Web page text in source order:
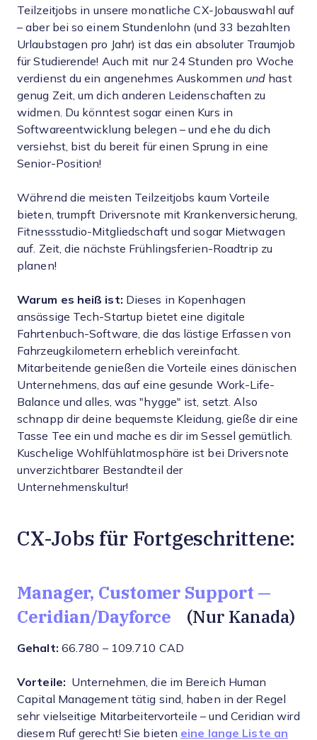
Teilzeitjobs in unsere monatliche CX-Jobauswahl auf
– aber bei so einem Stundenlohn (und 33 bezahlten
Urlaubstagen pro Jahr) ist das ein absoluter Traumjob
für Studierende! Auch mit nur 24 Stunden pro Woche
verdienst du ein angenehmes Auskommen und hast
genug Zeit, um dich anderen Leidenschaften zu
widmen. Du könntest sogar einen Kurs in
Softwareentwicklung belegen – und ehe du dich
versiehst, bist du bereit für einen Sprung in eine
Senior-Position!
Während die meisten Teilzeitjobs kaum Vorteile
bieten, trumpft Driversnote mit Krankenversicherung,
Fitnessstudio-Mitgliedschaft und sogar Mietwagen
auf. Zeit, die nächste Frühlingsferien-Roadtrip zu
planen!
Warum es heiß ist: Dieses in Kopenhagen
ansässige Tech-Startup bietet eine digitale
Fahrtenbuch-Software, die das lästige Erfassen von
Fahrzeugkilometern erheblich vereinfacht.
Mitarbeitende genießen die Vorteile eines dänischen
Unternehmens, das auf eine gesunde Work-Life-
Balance und alles, was "hygge" ist, setzt. Also
schnapp dir deine bequemste Kleidung, gieße dir eine
Tasse Tee ein und mache es dir im Sessel gemütlich.
Kuschelige Wohlfühlatmosphäre ist bei Driversnote
unverzichtbarer Bestandteil der
Unternehmenskultur!
CX-Jobs für Fortgeschrittene:
Manager, Customer Support —
Ceridian/Dayforce (Nur Kanada)
Gehalt: 66.780 – 109.710 CAD
Vorteile: Unternehmen, die im Bereich Human
Capital Management tätig sind, haben in der Regel
sehr vielseitige Mitarbeitervorteile – und Ceridian wird
diesem Ruf gerecht! Sie bieten eine lange Liste an